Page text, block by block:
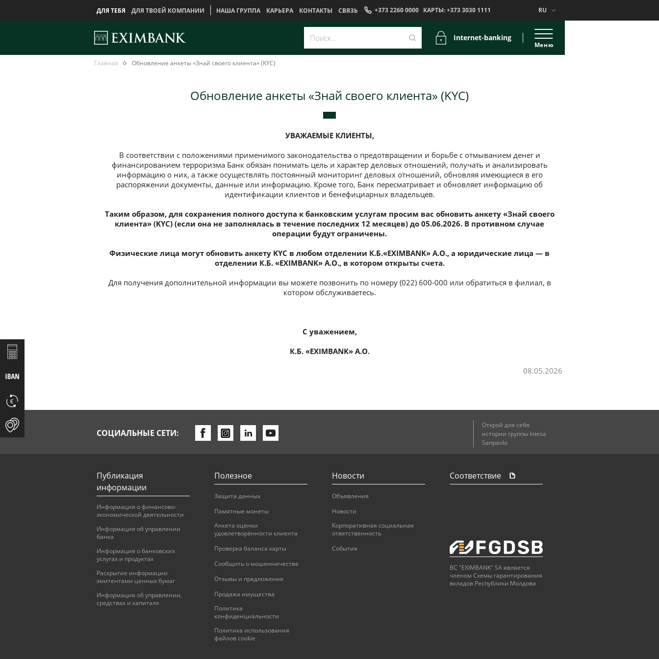
ДЛЯ ТЕБЯ ДЛЯ ТВОЕЙ КОМПАНИИ НАША ГРУППА КАРЬЕРА КОНТАКТЫ CВЯЗЬ +373 2260 0000 КАРТЫ:+373 3030 1111 RU
Internet-banking
Меню
Главная ГлавнаяОбновление
Обновление анкеты «Знай своего клиента» (KYC)
Обновление анкеты «Знай своего клиента» (KYC)
УВАЖАЕМЫЕ КЛИЕНТЫ,
В соответствии с положениями применимого законодательства о предотвращении и борьбе с отмыванием денег и
финансированием терроризма Банк обязан понимать цель и характер деловых отношений, получать и анализировать
информацию о них, а также осуществлять постоянный мониторинг деловых отношений, обновляя имеющиеся в его
распоряжении документы, данные или информацию. Кроме того, Банк пересматривает и обновляет информацию об
идентификации клиентов и бенефициарных владельцев.
Таким образом, для сохранения полного доступа к банковским услугам просим вас обновить анкету «Знай своего
клиента» (KYC) (если она не заполнялась в течение последних 12 месяцев) до 05.06.2026. В противном случае
операции будут ограничены.
Физические лица могут обновить анкету KYC в любом отделении К.Б.«EXIMBANK» А.О., а юридические лица — в
отделении К.Б. «EXIMBANK» А.О., в котором открыты счета.
Для получения дополнительной информации вы можете позвонить по номеру (022) 600-000 или обратиться в филиал, в
котором обслуживаетесь.
С уважением,
К.Б.«EXIMBANK» A.O.
08.05.2026
СОЦИАЛЬНЫЕ СЕТИ:
Открой для себя
истории группы Intesa
Sanpaolo
Публикация
информации
Информация о финансово-
экономической деятельности
Информация об управлении
банка
Информация о банковских
услугах и продуктах
Раскрытие информации
эмитентами ценных бумаг
Информация об управлении,
средствах и капитале
Полезное
Защита данных
Памятные монеты
Анкета оценки
удовлетворённости клиента
Проверка баланса карты
Сообщить о мошенничестве
Отзывы и предложения
Продажа имущества
Политика
конфиденциальности
Политика использования
файлов cookie
Новости
Объявления
Новости
Корпоративная социальная
ответственность
События
Соответствие
BC "EXIMBANK" SA является
членом Схемы гарантирования
вкладов Республики Молдова